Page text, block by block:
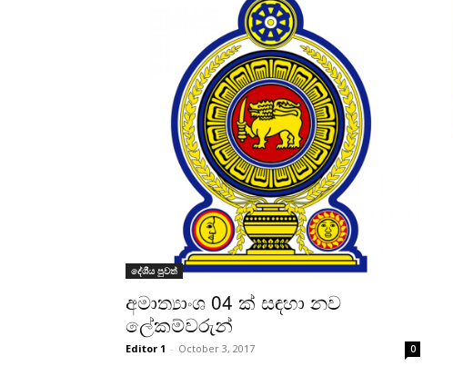
දේශීය පුවත්
අමාත්‍යාංශ 04 ක් සඳහා නව
ලේකම්වරුන්
Editor 1 - October 3, 2017 0